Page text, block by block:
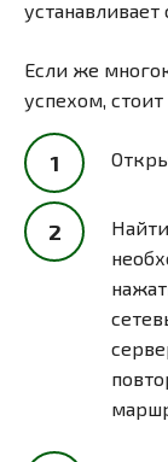
устанавливает
Если же
успехом,